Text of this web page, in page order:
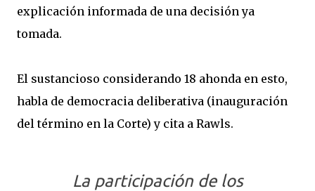
explicación informada de una decisión ya
tomada.
El sustancioso considerando 18 ahonda en esto,
habla de democracia deliberativa (inauguración
del término en la Corte) y cita a Rawls.
La participación de los